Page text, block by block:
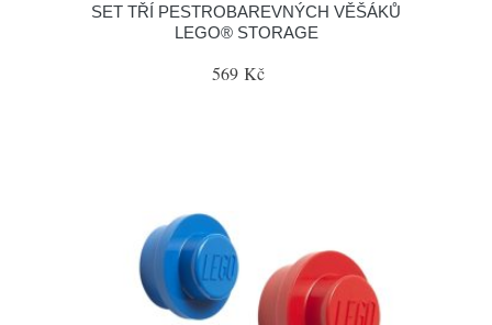
SET TŘÍ PESTROBAREVNÝCH VĚŠÁKŮ
LEGO® STORAGE
569 Kč